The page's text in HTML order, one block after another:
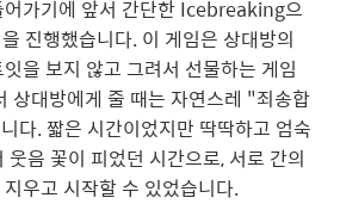
가기에 앞서 간단한 Icebreaking으
을 진행했습니다. 이 게임은 상대방의
을 보지 않고 그려서 선물하는 게임
상대방에게 줄 때는 자연스레 "죄송합
다. 짧은 시간이었지만 딱딱하고 엄숙
음 꽃이 피었던 시간으로, 서로 간의
우고 시작할 수 있었습니다.